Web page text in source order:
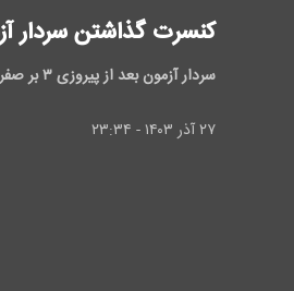
کنسرت گذاشتن سردار
سردار آزمون بعد از پیروزی ۳ بر صفر شباب الاهلی مقابل الوصل برای هواداران تیم آواز خواند!
۲۷ آذر ۱۴۰۳ - ۲۳:۳۴